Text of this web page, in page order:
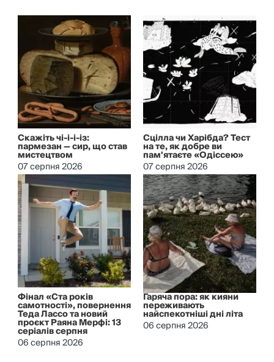
Скажіть чі-і-і-із:
пармезан — сир, що став
мистецтвом
07 серпня 2026
Сцілла чи Харібда? Тест
на те, як добре ви
пам'ятаєте «Одіссею»
07 серпня 2026
Фінал «Ста років
самотності», повернення
Теда Лассо та новий
проєкт Раяна Мерфі: 13
серіалів серпня
06 серпня 2026
Гаряча пора: як кияни
переживають
найспекотніші дні літа
06 серпня 2026